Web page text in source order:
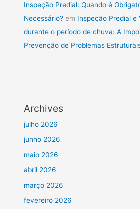
Inspeção Predial: Quando é
Necessário? em Inspeção Predial e
durante o período de chuva: A
Prevenção de Problemas
Archives
julho 2026
junho 2026
maio 2026
abril 2026
março 2026
fevereiro 2026